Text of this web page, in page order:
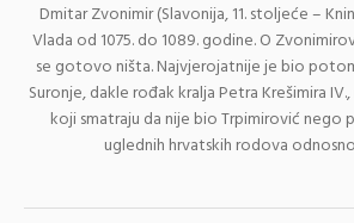
Dmitar Zvonimir (Slavonija, 11. stoljeće –
Vlada od 1075. do 1089. godine. O
se gotovo ništa. Najvjerojatnije je bio
Suronje, dakle rođak kralja Petra Krešimira
koji smatraju da nije bio Trpimirović nego
uglednih hrvatskih rodova